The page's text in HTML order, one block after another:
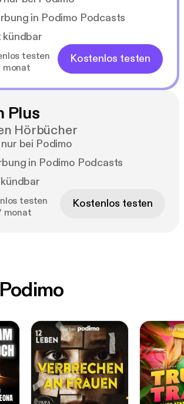
in Podimo Podcasts
testen
monat
Kostenlos testen
Plus
Hörbücher
bei Podimo
in Podimo Podcasts
testen
monat
Kostenlos testen